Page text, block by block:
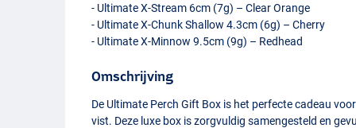
- Ultimate X-Stream 6cm (7g) – Clear Orange
- Ultimate X-Chunk Shallow 4.3cm (6g) – Cherry
- Ultimate X-Minnow 9.5cm (9g) – Redhead
Omschrijving
De Ultimate Perch Gift Box is het perfecte cadeau
vist. Deze luxe box is zorgvuldig samengesteld en